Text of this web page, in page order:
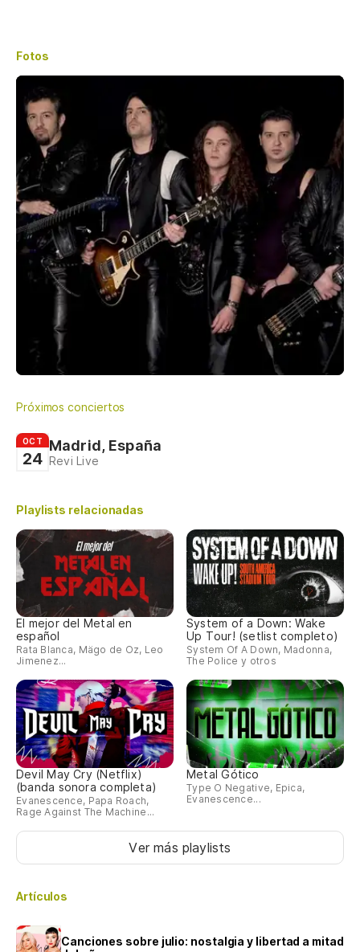
Fotos
Próximos conciertos
OCT
24
Madrid, España
Revi Live
Playlists relacionadas
El mejor del Metal en
español
Rata Blanca, Mägo de Oz, Leo
Jimenez...
System of a Down: Wake
Up Tour! (setlist completo)
System Of A Down, Madonna,
The Police y otros
Devil May Cry (Netflix)
(banda sonora completa)
Evanescence, Papa Roach,
Rage Against The Machine...
Metal Gótico
Type O Negative, Epica,
Evanescence...
Ver más playlists
Artículos
Canciones sobre julio: nostalgia y libertad a mitad